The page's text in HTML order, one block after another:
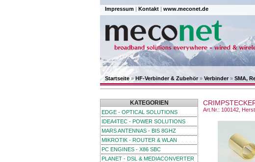
Impressum | Kontakt | www.meconet.de
Startseite»HF-Verbinder & Zubehör» Verbinder» SMA,
KATEGORIEN
EDGE - OPTICAL SOLUTIONS
IDEA4TEC - POWER SOLUTIONS
MARS ANTENNAS - BIS 8GHZ
MIKROTIK - ROUTER & WLAN
PC ENGINES - X86 SBC
PLANET - DSL & MEDIACONVERTER
Art.Nr.: 100142,